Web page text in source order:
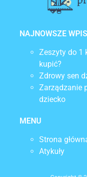
NAJNOWSZE
Zeszyty do 1
kupić?
Zdrowy sen
Zarządzanie
dziecko
MENU
Strona
Atykuły